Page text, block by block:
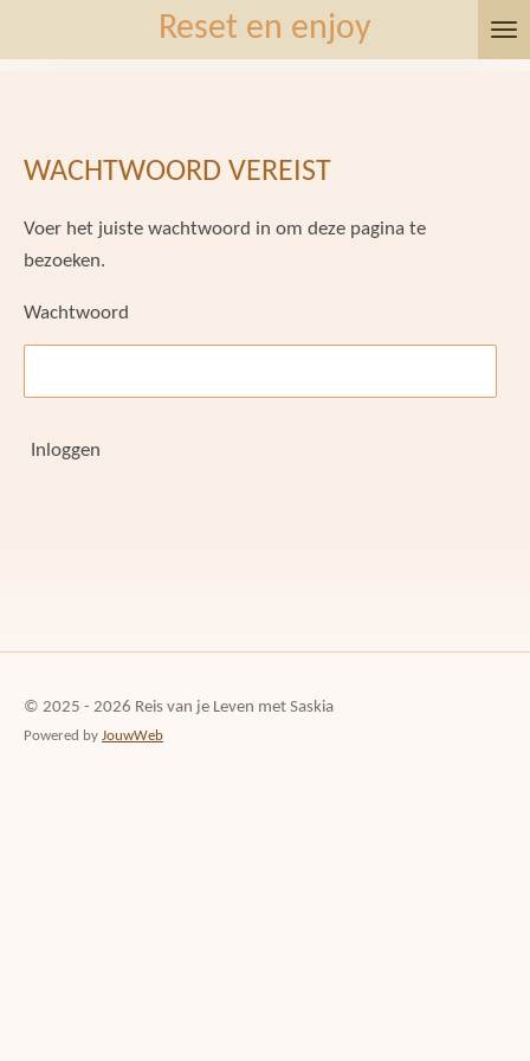
direct
hoofdinhoud
Reset en enjoy
WACHTWOORD VEREIST
Voer het juiste wachtwoord in om deze pagina te
bezoeken.
Wachtwoord
Inloggen
© 2025 - 2026 Reis van je Leven met Saskia
Powered by JouwWeb